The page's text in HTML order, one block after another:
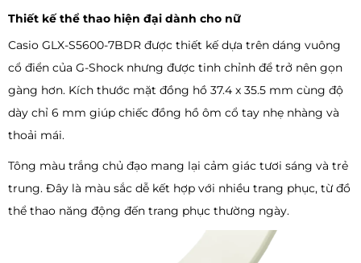
Thiết kế thể thao hiện đại dành cho nữ
Casio GLX-S5600-7BDR được thiết kế dựa trên dáng vuông
cổ điển của G-Shock nhưng được tinh chỉnh để trở nên gọn
gàng hơn. Kích thước mặt đồng hồ 37.4 x 35.5 mm cùng độ
dày chỉ 6 mm giúp chiếc đồng hồ ôm cổ tay nhẹ nhàng và
thoải mái.
Tông màu trắng chủ đạo mang lại cảm giác tươi sáng và trẻ
trung. Đây là màu sắc dễ kết hợp với nhiều trang phục, từ đồ
thể thao năng động đến trang phục thường ngày.